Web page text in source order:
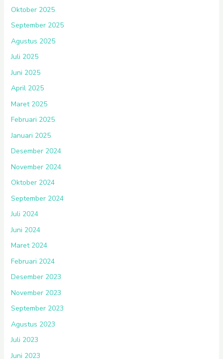
Oktober 2025
September 2025
Agustus 2025
Juli 2025
Juni 2025
April 2025
Maret 2025
Februari 2025
Januari 2025
Desember 2024
November 2024
Oktober 2024
September 2024
Juli 2024
Juni 2024
Maret 2024
Februari 2024
Desember 2023
November 2023
September 2023
Agustus 2023
Juli 2023
Juni 2023